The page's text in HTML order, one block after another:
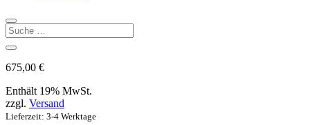
675,00 €
Enthält 19% MwSt.
zzgl. Versand
Lieferzeit: 3-4 Werktage